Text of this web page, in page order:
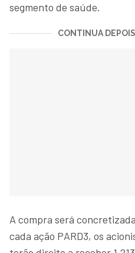
segmento de saúde.
CONTINUA
A compra será
cada ação PARD3, os